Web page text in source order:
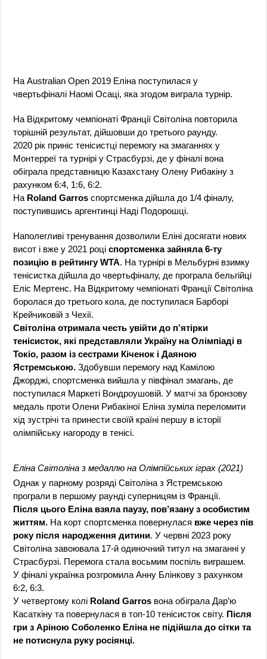
На Australian Open 2019 Еліна поступилася у
чвертьфіналі Наомі Осаці, яка згодом виграла турнір.
На Відкритому чемпіонаті Франції Світоліна повторила
торішній результат, дійшовши до третього раунду.
2020 рік приніс тенісистці перемогу на змаганнях у
Монтерреї та турнірі у Страсбурзі, де у фіналі вона
обіграла представницю Казахстану Олену Рибакіну з
рахунком 6:4, 1:6, 6:2.
На Roland Garros спортсменка дійшла до 1/4 фіналу,
поступившись аргентинці Наді Подорошці.
Наполегливі тренування дозволили Еліні досягати нових
висот і вже у 2021 роціспортсменка зайняла 6-ту
позицію в рейтингу WTA. На турнірі в Мельбурні взимку
тенісистка дійшла до чвертьфіналу, де програла бельгійці
Еліс Мертенс. На Відкритому чемпіонаті Франції Світоліна
боролася до третього кола, де поступилася Барборі
Крейчиковій з Чехії.
Світоліна отримала честь увійти до п’ятірки
тенісисток, які представляли Україну на Олімпіаді в
Токіо, разом із сестрами Кіченок і Даяною
Ястремською. Здобувши перемогу над Камілою
Джорджі, спортсменка вийшла у півфінал змагань, де
поступилася Маркеті Вондроушовій. У матчі за бронзову
медаль проти Олени Рибакіної Еліна зуміла переломити
хід зустрічі та принести своїй країні першу в історії
олімпійську нагороду в тенісі.
Еліна Світоліна з медаллю на Олімпійських іграх (2021)
Однак у парному розряді Світоліна з Ястремською
програли в першому раунді суперницям із Франції.
Після цього Еліна взяла паузу, пов’язану з особистим
життям. На корт спортсменка повернулася вже через пів
року після народження дитини. У червні 2023 року
Світоліна завоювала 17-й одиночний титул на змаганні у
Страсбурзі. Перемога стала восьмим поспіль виграшем.
У фіналі українка розгромила Анну Блінкову з рахунком
6:2, 6:3.
У четвертому колі Roland Garros вона обіграла Дар’ю
Касаткіну та повернулася в топ-10 тенісисток світу. Після
гри з Аріною Соболенко Еліна не підійшла до сітки та
не потиснула руку росіянці.